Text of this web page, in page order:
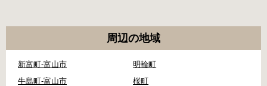
周辺の地域
新富町-富山市
明輪町
牛島町-富山市
桜町